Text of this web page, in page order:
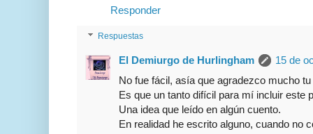
Responder
Respuestas
El Demiurgo de Hurlingham
15 de
No fue fácil, asía que agradezco mucho
Es que un tanto difícil para mí incluir este
Una idea que leído en algún cuento.
En realidad he escrito alguno, cuando no